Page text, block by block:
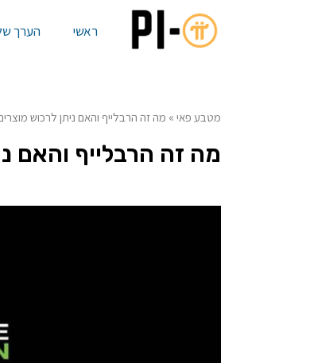
ראשי הערך
מטבע פאי » מה זה הרבלייף והאם ניתן לרכוש
מה זה הרבלייף והאם